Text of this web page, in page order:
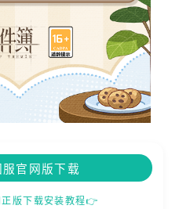
官网版下载
版下载安装教程👉